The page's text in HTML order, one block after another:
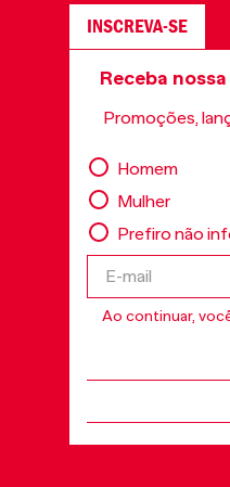
INSCREVA-SE
Receba
Promoções,
Homem
Mulher
Prefiro não
Ao continuar,